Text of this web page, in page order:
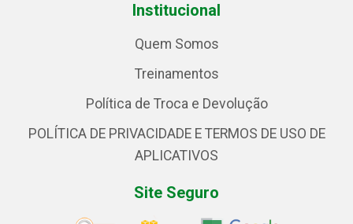
Institucional
Quem Somos
Treinamentos
Política de Troca e Devolução
POLÍTICA DE PRIVACIDADE E TERMOS DE USO DE
APLICATIVOS
Site Seguro